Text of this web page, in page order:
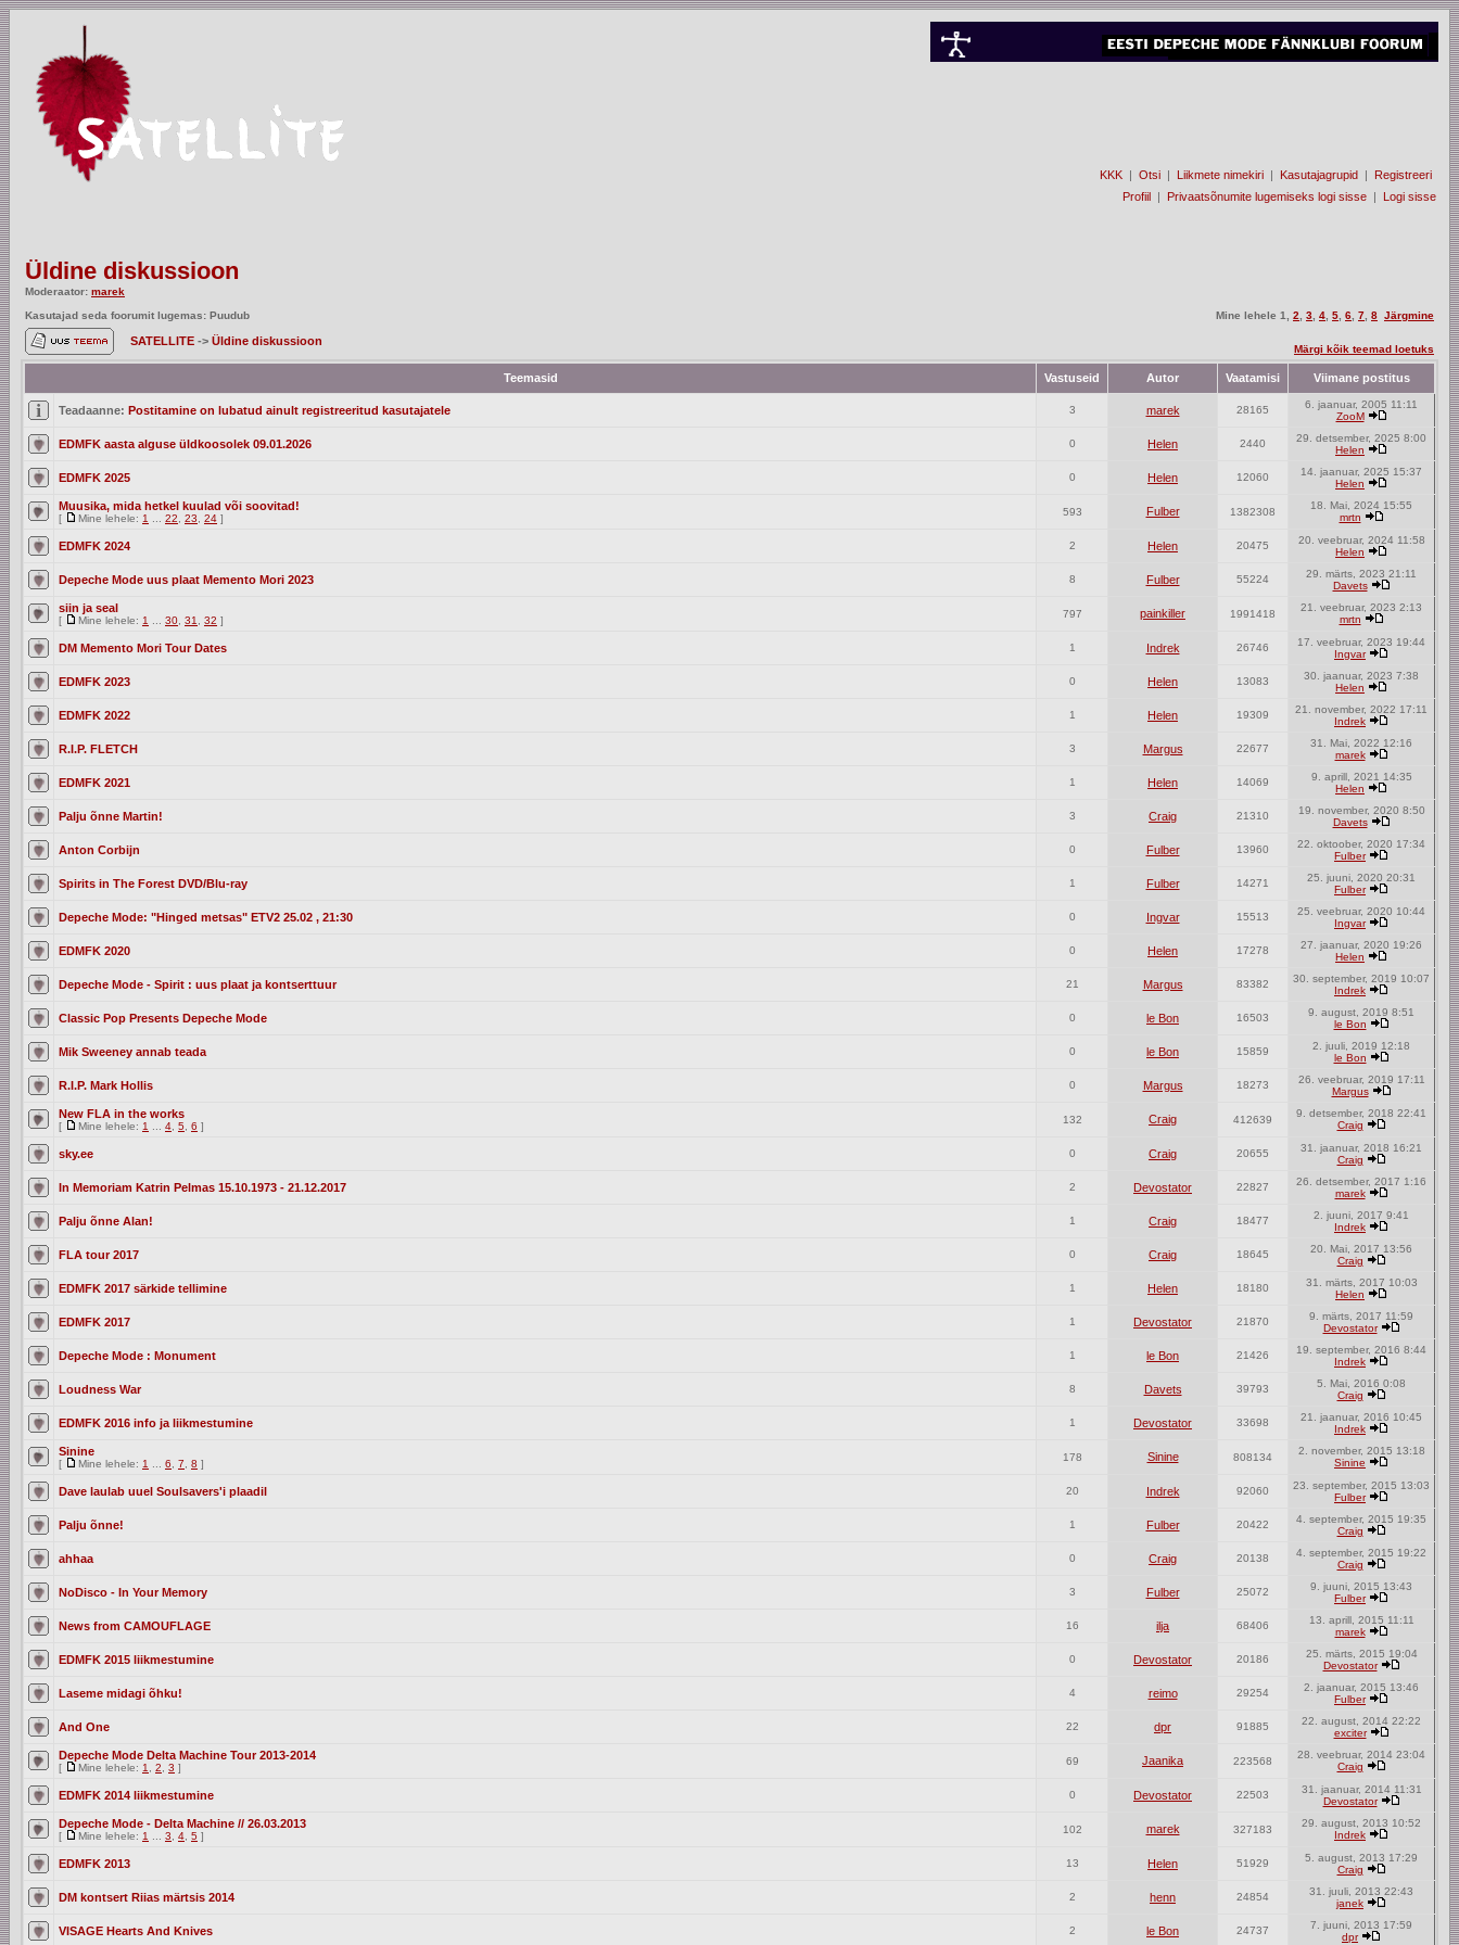
KKK | Otsi | Liikmete nimekiri | Kasutajagrupid | Registreeri
Profiil | Privaatsõnumite lugemiseks logi sisse | Logi sisse
Üldine diskussioon
Moderaator: marek
Kasutajad seda foorumit lugemas: Puudub
Mine lehele 1 2 3 4 5 6 7 8 Järgmine
SATELLITE -> Üldine diskussioon
Märgi kõik teemad loetuks
Teemasid Vastuseid Autor Vaatamisi Viimane postitus
Teadaanne: Postitamine on lubatud ainult registreeritud kasutajatele 3 marek 28165
6. jaanuar, 2005 11:11
ZooM
EDMFK aasta alguse üldkoosolek 09.01.2026 0 Helen 2440
29. detsember, 2025 8:00
Helen
EDMFK 2025 0 Helen 12060
14. jaanuar, 2025 15:37
Helen
Muusika, mida hetkel kuulad või soovitad!
[ Mine lehele: 1 22 23 24 ]
593 Fulber 1382308
18. Mai, 2024 15:55
mrtn
EDMFK 2024 2 Helen 20475
20. veebruar, 2024 11:58
Helen
Depeche Mode uus plaat Memento Mori 2023 8 Fulber 55224
29. märts, 2023 21:11
Davets
siin ja seal
[ Mine lehele: 1 30 31 32 ]
797 painkiller 1991418
21. veebruar, 2023 2:13
mrtn
DM Memento Mori Tour Dates 1 Indrek 26746
17. veebruar, 2023 19:44
Ingvar
EDMFK 2023 0 Helen 13083
30. jaanuar, 2023 7:38
Helen
EDMFK 2022 1 Helen 19309
21. november, 2022 17:11
Indrek
R.I.P. FLETCH 3 Margus 22677
31. Mai, 2022 12:16
marek
EDMFK 2021 1 Helen 14069
9. aprill, 2021 14:35
Helen
Palju õnne Martin! 3 Craig 21310
19. november, 2020 8:50
Davets
Anton Corbijn 0 Fulber 13960
22. oktoober, 2020 17:34
Fulber
Spirits in The Forest DVD/Blu-ray 1 Fulber 14271
25. juuni, 2020 20:31
Fulber
Depeche Mode: "Hinged metsas" ETV2 25.02 , 21:30 0 Ingvar 15513
25. veebruar, 2020 10:44
Ingvar
EDMFK 2020 0 Helen 17278
27. jaanuar, 2020 19:26
Helen
Depeche Mode - Spirit : uus plaat ja kontserttuur 21 Margus 83382
30. september, 2019 10:07
Indrek
Classic Pop Presents Depeche Mode 0 le Bon 16503
9. august, 2019 8:51
le Bon
Mik Sweeney annab teada 0 le Bon 15859
2. juuli, 2019 12:18
le Bon
R.I.P. Mark Hollis 0 Margus 18273
26. veebruar, 2019 17:11
Margus
New FLA in the works
[ Mine lehele: 1 4 5 6 ]
132 Craig 412639
9. detsember, 2018 22:41
Craig
sky.ee 0 Craig 20655
31. jaanuar, 2018 16:21
Craig
In Memoriam Katrin Pelmas 15.10.1973 - 21.12.2017 2 Devostator 22827
26. detsember, 2017 1:16
marek
Palju õnne Alan! 1 Craig 18477
2. juuni, 2017 9:41
Indrek
FLA tour 2017 0 Craig 18645
20. Mai, 2017 13:56
Craig
EDMFK 2017 särkide tellimine 1 Helen 18180
31. märts, 2017 10:03
Helen
EDMFK 2017 1 Devostator 21870
9. märts, 2017 11:59
Devostator
Depeche Mode : Monument 1 le Bon 21426
19. september, 2016 8:44
Indrek
Loudness War 8 Davets 39793
5. Mai, 2016 0:08
Craig
EDMFK 2016 info ja liikmestumine 1 Devostator 33698
21. jaanuar, 2016 10:45
Indrek
Sinine
[ Mine lehele: 1 6 7 8 ]
178 Sinine 808134
2. november, 2015 13:18
Sinine
Dave laulab uuel Soulsavers'i plaadil 20 Indrek 92060
23. september, 2015 13:03
Fulber
Palju õnne! 1 Fulber 20422
4. september, 2015 19:35
Craig
ahhaa 0 Craig 20138
4. september, 2015 19:22
Craig
NoDisco - In Your Memory 3 Fulber 25072
9. juuni, 2015 13:43
Fulber
News from CAMOUFLAGE 16 ilja 68406
13. aprill, 2015 11:11
marek
EDMFK 2015 liikmestumine 0 Devostator 20186
25. märts, 2015 19:04
Devostator
Laseme midagi õhku! 4 reimo 29254
2. jaanuar, 2015 13:46
Fulber
And One 22 dpr 91885
22. august, 2014 22:22
exciter
Depeche Mode Delta Machine Tour 2013-2014
[ Mine lehele: 1 2 3 ]
69 Jaanika 223568
28. veebruar, 2014 23:04
Craig
EDMFK 2014 liikmestumine 0 Devostator 22503
31. jaanuar, 2014 11:31
Devostator
Depeche Mode - Delta Machine // 26.03.2013
[ Mine lehele: 1 3 4 5 ]
102 marek 327183
29. august, 2013 10:52
Indrek
EDMFK 2013 13 Helen 51929
5. august, 2013 17:29
Craig
DM kontsert Riias märtsis 2014 2 henn 24854
31. juuli, 2013 22:43
janek
VISAGE Hearts And Knives 2 le Bon 24737
7. juuni, 2013 17:59
dpr